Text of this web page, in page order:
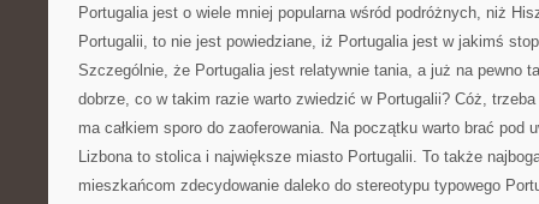
Portugalia jest o wiele mniej popularna wśród podróżnych, niż
Portugalii, to nie jest powiedziane, iż Portugalia jest w jakimś
Szczególnie, że Portugalia jest relatywnie tania, a już na pewno
dobrze, co w takim razie warto zwiedzić w Portugalii? Cóż,
ma całkiem sporo do zaoferowania. Na początku warto brać pod
Lizbona to stolica i największe miasto Portugalii. To także
mieszkańcom zdecydowanie daleko do stereotypu typowego